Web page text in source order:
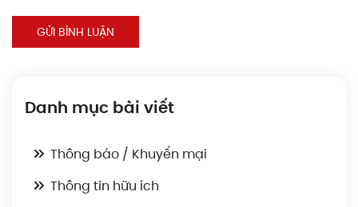
GỬI BÌNH LUẬN
Danh mục bài viết
Thông báo / Khuyến mại
Thông tin hữu ích